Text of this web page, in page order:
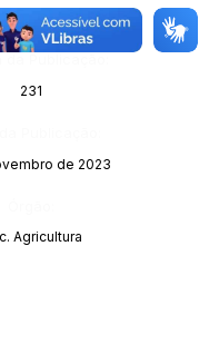
13651
231
de 2023
Agricultura